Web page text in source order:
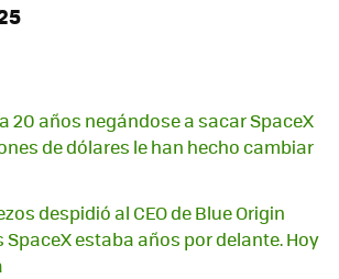
20 años negándose a sacar SpaceX
de dólares le han hecho cambiar
despidió al CEO de Blue Origin
SpaceX estaba años por delante. Hoy